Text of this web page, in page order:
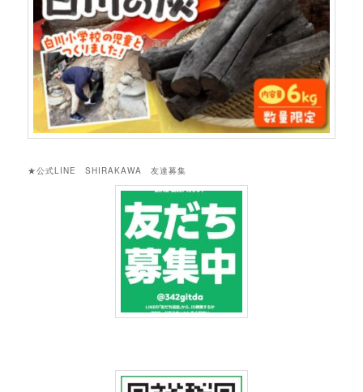
★公式LINE SHIRAKAWA 友達募集